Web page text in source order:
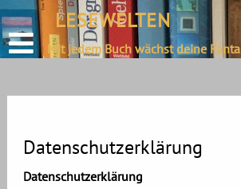
define('DISALLOW_FILE_EDIT', true);
define('DISALLOW_FILE_MODS', true);
content
LESEWELTEN
Mit jedem Buch wächst deine
Datenschutzerklärung
Datenschutzerklärung